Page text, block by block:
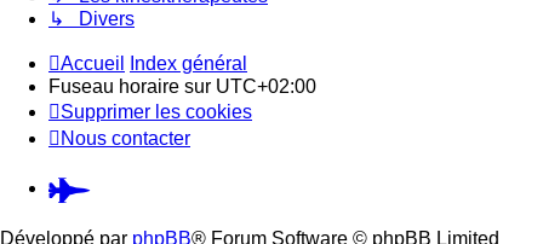
↳ Divers
Accueil
Index général
Fuseau horaire sur UTC+02:00
Supprimer les cookies
Nous contacter
Pardus.at
(S’ouvre
Développé par phpBB® Forum Software © phpBB Limited